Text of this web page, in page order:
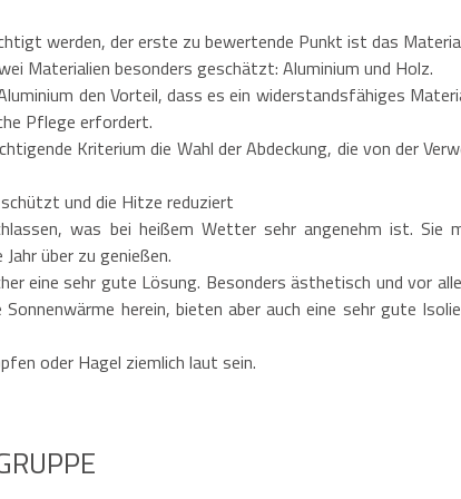
Gestell: Epoxy-Stahl - Anthrazitgrau
Dach : 100% Polyester - Hellgrau
Inkl. Zubehör und spezifische
Schrauben Inkl.
werden, der erste zu bewertende Punkt ist das
Materialien besonders geschätzt: Aluminium und Holz.
den Vorteil, dass es ein widerstandsfähiges
Pflege erfordert.
Kriterium die Wahl der Abdeckung, die von der
schützt und die Hitze reduziert
was bei heißem Wetter sehr angenehm ist. Sie
über zu genießen.
eine sehr gute Lösung. Besonders ästhetisch und vor
herein, bieten aber auch eine sehr gute
oder Hagel ziemlich laut sein.